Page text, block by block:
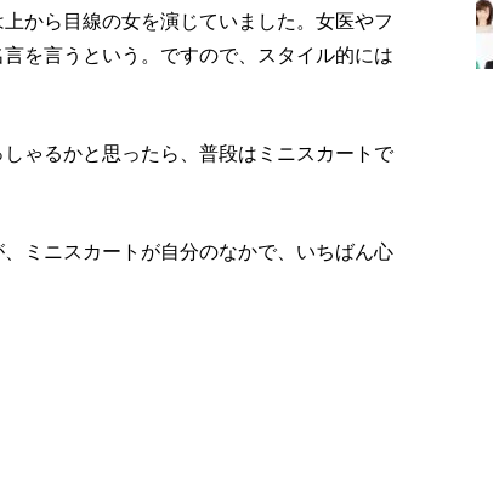
から目線の女を演じていました。女医やフ
を言うという。ですので、スタイル的には
ゃるかと思ったら、普段はミニスカートで
ミニスカートが自分のなかで、いちばん心